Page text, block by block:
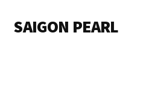
main
footer
menu
SAIGON PEARL